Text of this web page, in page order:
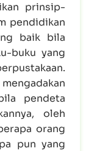
prinsip-
pendidikan
baik bila
buku yang
pendeta
oleh
orang
pun yang